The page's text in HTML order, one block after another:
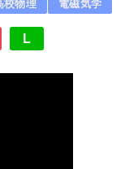
校物理 電磁気学
L